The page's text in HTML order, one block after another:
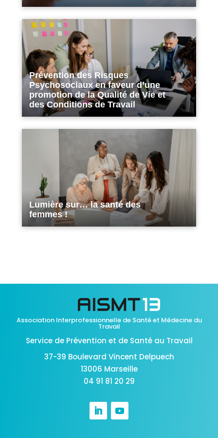
Prévention des Risques
Psychosociaux en faveur d’une
promotion de la Qualité de Vie et
des Conditions de Travail
Lumière sur… la santé des
femmes !
Association Interprofessionnelle de Santé et Médecine du
Travail
Service de Prévention et de Santé au Travail
37-39 Boulevard Vincent Delpuech
13006 Marseille
04 91 81 20 29